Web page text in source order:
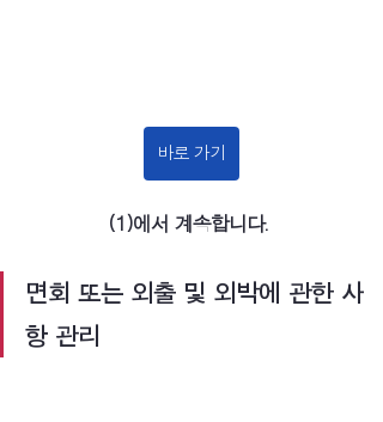
바로 가기
(1)에서 계속합니다.
면회 또는 외출 및 외박에 관한 사
항 관리